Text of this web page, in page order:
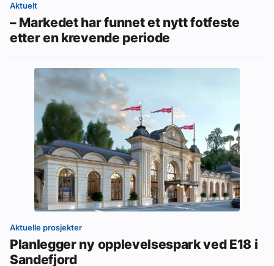
Aktuelt
– Markedet har funnet et nytt fotfeste
etter en krevende periode
Aktuelle prosjekter
Planlegger ny opplevelsespark ved E18 i
Sandefjord